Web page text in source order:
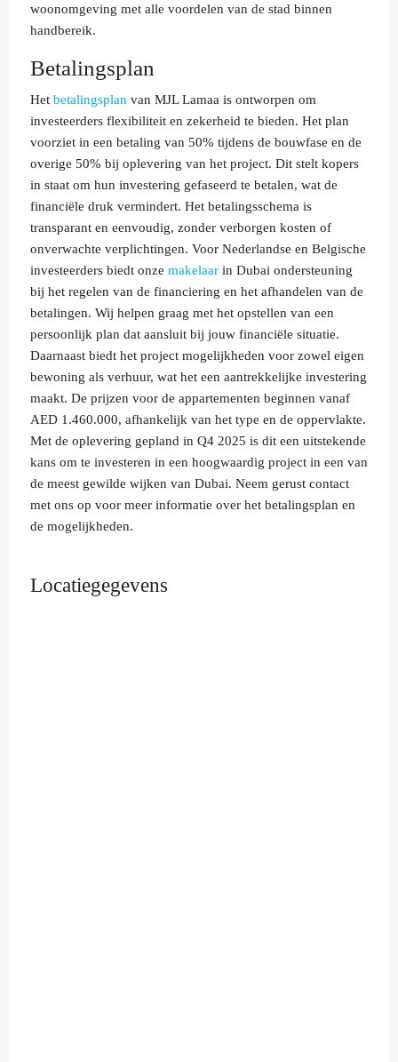
woonomgeving met alle voordelen van de stad binnen
handbereik.
Betalingsplan
Het betalingsplan van MJL Lamaa is ontworpen om
investeerders flexibiliteit en zekerheid te bieden. Het plan
voorziet in een betaling van 50% tijdens de bouwfase en de
overige 50% bij oplevering van het project. Dit stelt kopers
in staat om hun investering gefaseerd te betalen, wat de
financiële druk vermindert. Het betalingsschema is
transparant en eenvoudig, zonder verborgen kosten of
onverwachte verplichtingen. Voor Nederlandse en Belgische
investeerders biedt onze makelaar in Dubai ondersteuning
bij het regelen van de financiering en het afhandelen van de
betalingen. Wij helpen graag met het opstellen van een
persoonlijk plan dat aansluit bij jouw financiële situatie.
Daarnaast biedt het project mogelijkheden voor zowel eigen
bewoning als verhuur, wat het een aantrekkelijke investering
maakt. De prijzen voor de appartementen beginnen vanaf
AED 1.460.000, afhankelijk van het type en de oppervlakte.
Met de oplevering gepland in Q4 2025 is dit een uitstekende
kans om te investeren in een hoogwaardig project in een van
de meest gewilde wijken van Dubai. Neem gerust contact
met ons op voor meer informatie over het betalingsplan en
de mogelijkheden.
Locatiegegevens